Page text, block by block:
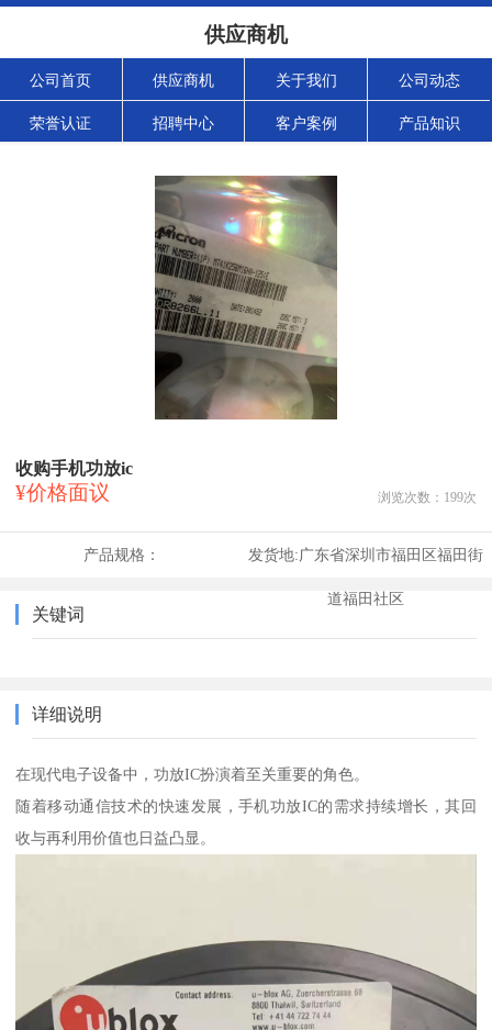
供应商机
公司首页 供应商机 关于我们 公司动态
荣誉认证 招聘中心 客户案例 产品知识
收购手机功放ic
¥价格面议 浏览次数： 199次
产品规格： 发货地:广东省深圳市福田区福田街
道福田社区
关键词
详细说明
在现代电子设备中，功放IC扮演着至关重要的角色。
随着移动通信技术的快速发展，手机功放IC的需求持续增长，其回
收与再利用价值也日益凸显。